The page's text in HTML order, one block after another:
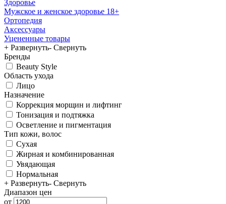
Здоровье
Мужское и женское здоровье 18+
Ортопедия
Аксессуары
Уцененные товары
+ Развернуть- Свернуть
Бренды
Beauty Style
Область ухода
Лицо
Назначение
Коррекция морщин и лифтинг
Тонизация и подтяжка
Осветление и пигментация
Тип кожи, волос
Сухая
Жирная и комбинированная
Увядающая
Нормальная
+ Развернуть- Свернуть
Диапазон цен
от